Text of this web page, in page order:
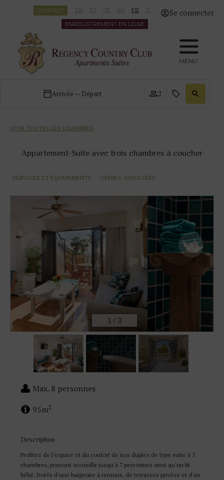
Se connecter
EN ES DE RU FR IT
CONTACT
ENREGISTREMENT EN LIGNE
MENU
Arrivée — Départ 2
VOIR TOUTES LES CHAMBRES
Appartement-Suite avec trois chambres à coucher
SERVICES ET ÉQUIPEMENTS OFFRES ASSOCIÉES
2 / 3
Max. 8 personnes
95m2
Description
Profitez de l'espace et du confort de nos duplex de type suite à 3
chambres, pouvant accueillir jusqu'à 7 personnes ainsi qu'un lit
bébé. Dotés d'une baignoire à remous, de terrasses privées et d'un